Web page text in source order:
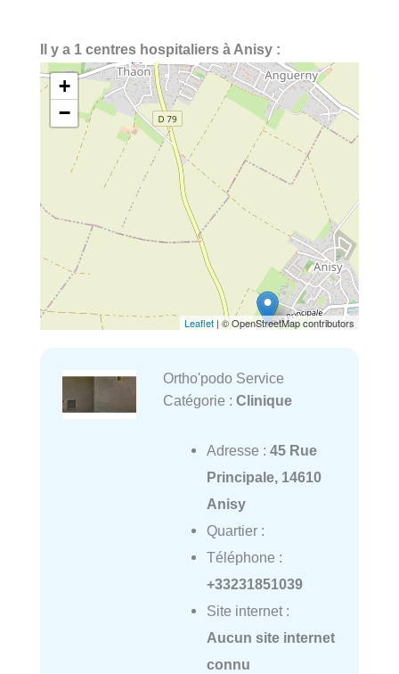
Il y a 1 centres hospitaliers à Anisy :
+
−
Leaflet | © OpenStreetMap contributors
Ortho'podo Service
Catégorie : Clinique
Adresse : 45 Rue
Principale, 14610
Anisy
Quartier :
Téléphone :
+33231851039
Site internet :
Aucun site internet
connu